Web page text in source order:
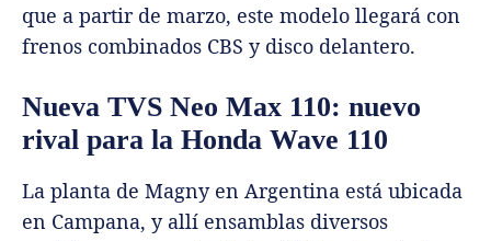
que a partir de marzo, este modelo llegará con
frenos combinados CBS y disco delantero.
Nueva TVS Neo Max 110: nuevo
rival para la Honda Wave 110
La planta de Magny en Argentina está ubicada
en Campana, y allí ensamblas diversos